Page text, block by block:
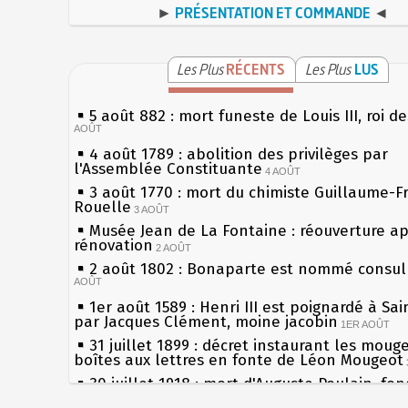
► PRÉSENTATION ET COMMANDE ◄
Les PlusRÉCENTS Les Plus LUS
5 août 882 : mort funeste de Louis III, roi
AOÛT
4 août 1789 : abolition des privilèges par
l'Assemblée Constituante 4 AOÛT
3 août 1770 : mort du chimiste Guillaume-
Rouelle 3 AOÛT
Musée Jean de La Fontaine : réouverture
rénovation 2 AOÛT
2 août 1802 : Bonaparte est nommé
AOÛT
1er août 1589 : Henri III est poignardé à
par Jacques Clément, moine jacobin 1ER AOÛT
31 juillet 1899 : décret instaurant les
boîtes aux lettres en fonte de Léon Mougeot
30 juillet 1918 : mort d'Auguste Poulain,